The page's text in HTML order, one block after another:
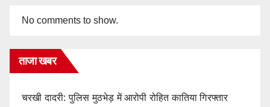
No comments to show.
ताजा खबर
चरखी दादरी: पुलिस मुठभेड़ में आरोपी रोहित कातिया गिरफ्तार